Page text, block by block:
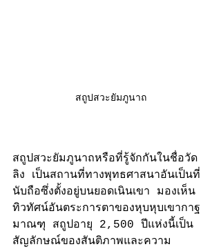
สถูปสวะยัมภูนาถ
สถูปสวะยัมภูนาถหรือที่รู้จักกันในชื่อวัด
ลิง เป็นสถานที่ทางพุทธศาสนาอันเป็นที่
นับถือซึ่งตั้งอยู่บนยอดเนินเขา มองเห็น
ทิวทัศน์อันตระการตาของหุบหุบเขากาฐ
มาณฑุ สถูปอายุ 2,500 ปีแห่งนี้เป็น
สัญลักษณ์ของสันติภาพและความ